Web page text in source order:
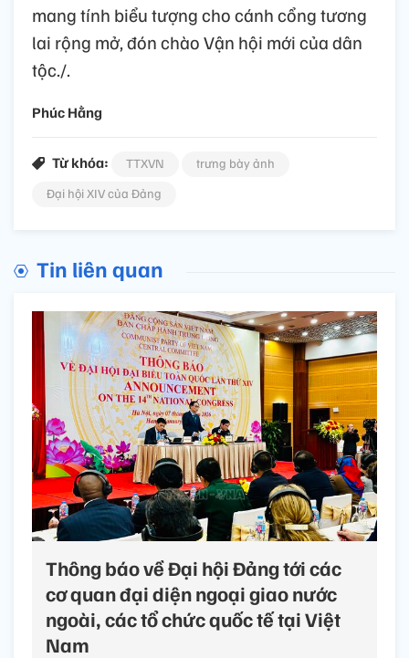
mang tính biểu tượng cho cánh cổng tương
lai rộng mở, đón chào Vận hội mới của dân
tộc./.
Phúc Hằng
Từ khóa: TTXVN
trưng bày ảnh
Đại hội XIV của Đảng
Tin liên quan
Thông báo về Đại hội Đảng tới các
cơ quan đại diện ngoại giao nước
ngoài, các tổ chức quốc tế tại Việt
Nam